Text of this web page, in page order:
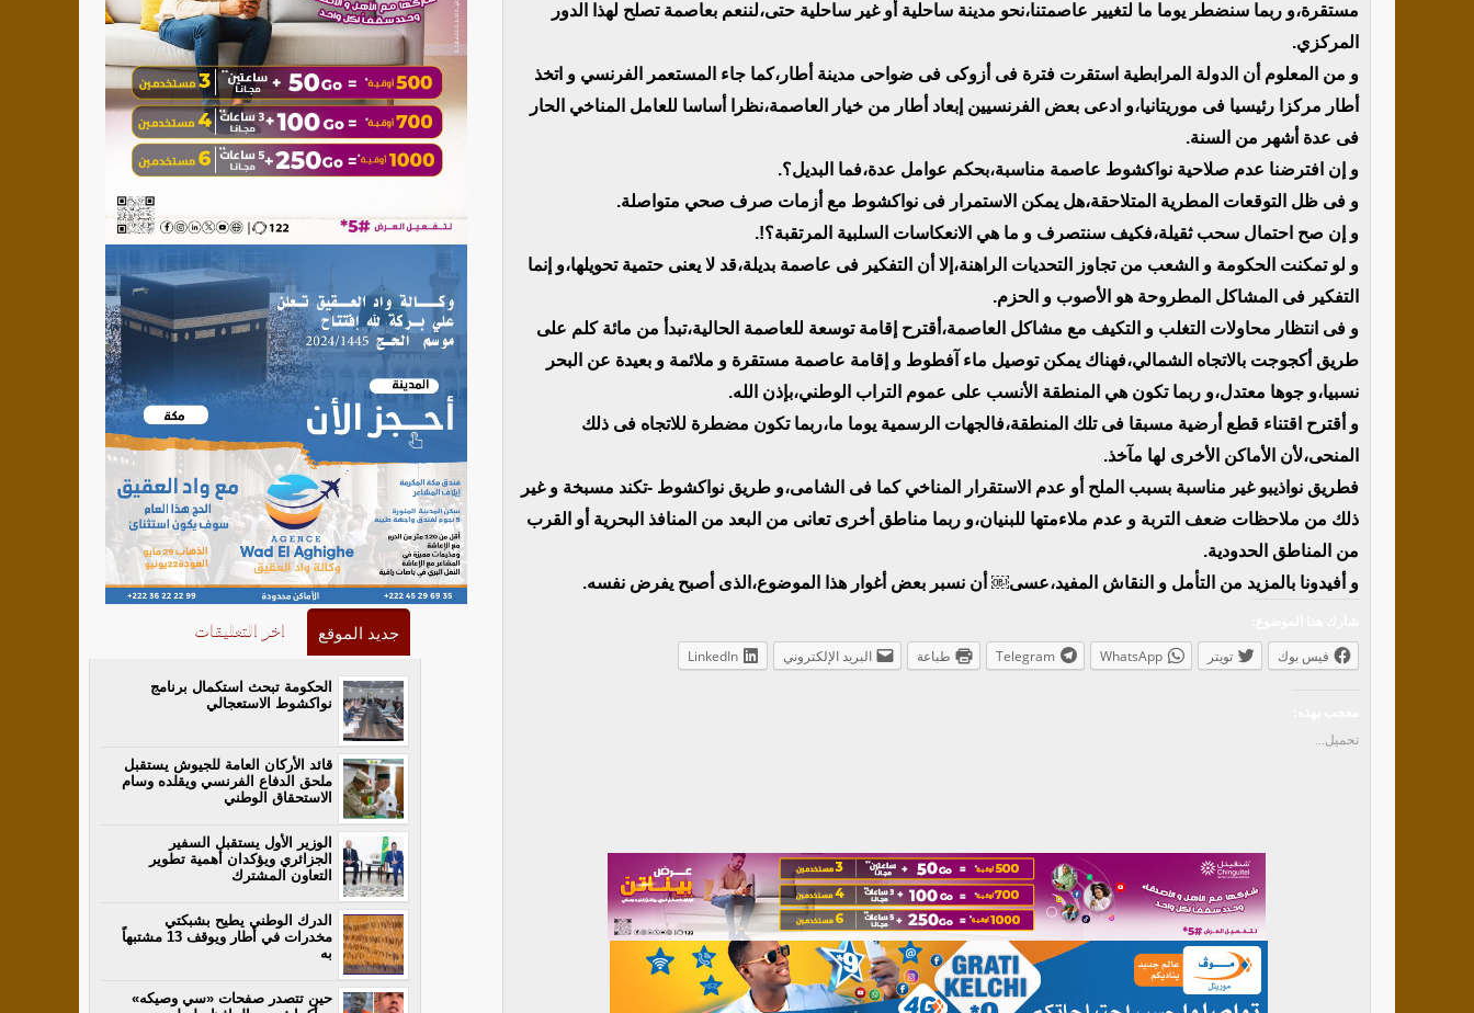
مستقرة،و ربما سنضطر يوما ما لتغيير عاصمتنا،نحو مدينة ساحلية أو غير ساحلية حتى،لننعم بعاصمة تصلح لهذا الدور
المركزي.
و من المعلوم أن الدولة المرابطية استقرت فترة فى أزوكى فى ضواحى مدينة أطار،كما جاء المستعمر الفرنسي و اتخذ
أطار مركزا رئيسيا فى موريتانيا،و ادعى بعض الفرنسيين إبعاد أطار من خيار العاصمة،نظرا أساسا للعامل المناخي الحار
فى عدة أشهر من السنة.
و إن افترضنا عدم صلاحية نواكشوط عاصمة مناسبة،بحكم عوامل عدة،فما البديل؟.
و فى ظل التوقعات المطرية المتلاحقة،هل يمكن الاستمرار فى نواكشوط مع أزمات صرف صحي متواصلة.
و إن صح احتمال سحب ثقيلة،فكيف سنتصرف و ما هي الانعكاسات السلبية المرتقبة؟!.
و لو تمكنت الحكومة و الشعب من تجاوز التحديات الراهنة،إلا أن التفكير فى عاصمة بديلة،قد لا يعنى حتمية تحويلها،و إنما
التفكير فى المشاكل المطروحة هو الأصوب و الحزم.
و فى انتظار محاولات التغلب و التكيف مع مشاكل العاصمة،أقترح إقامة توسعة للعاصمة الحالية،تبدأ من مائة كلم على
طريق أكجوجت بالاتجاه الشمالي،فهناك يمكن توصيل ماء آفطوط و إقامة عاصمة مستقرة و ملائمة و بعيدة عن البحر
نسبيا،و جوها معتدل،و ربما تكون هي المنطقة الأنسب على عموم التراب الوطني،بإذن الله.
و أقترح اقتناء قطع أرضية مسبقا فى تلك المنطقة،فالجهات الرسمية يوما ما،ربما تكون مضطرة للاتجاه فى ذلك
المنحى،لأن الأماكن الأخرى لها مآخذ.
فطريق نواذيبو غير مناسبة بسبب الملح أو عدم الاستقرار المناخي كما فى الشامى،و طريق نواكشوط -تكند مسبخة و غير
ذلك من ملاحظات ضعف التربة و عدم ملاءمتها للبنيان،و ربما مناطق أخرى تعانى من البعد من المنافذ البحرية أو القرب
من المناطق الحدودية.
و أفيدونا بالمزيد من التأمل و النقاش المفيد،عسى￼ أن نسبر بعض أغوار هذا الموضوع،الذى أصبح يفرض نفسه.
فيس بوك تويتر WhatsApp
Telegram طباعة البريد الإلكتروني LinkedIn
تحميل...
جديد الموقع اخر التعليقات
الحكومة تبحث استكمال برنامج
نواكشوط الاستعجالي
قائد الأركان العامة للجيوش يستقبل
ملحق الدفاع الفرنسي ويقلده وسام
الاستحقاق الوطني
الوزير الأول يستقبل السفير
الجزائري ويؤكدان أهمية تطوير
التعاون المشترك
الدرك الوطني يطيح بشبكتي
مخدرات في أطار ويوقف 13 مشتبهاً
به
حين تتصدر صفحات «سي وصيكه»